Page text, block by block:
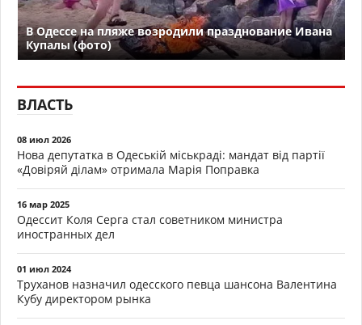
В Одессе на пляже возродили празднование Ивана
Купалы (фото)
ВЛАСТЬ
08 июл 2026
Нова депутатка в Одеській міськраді: мандат від партії
«Довіряй ділам» отримала Марія Поправка
16 мар 2025
Одессит Коля Серга стал советником министра
иностранных дел
01 июл 2024
Труханов назначил одесского певца шансона Валентина
Кубу директором рынка